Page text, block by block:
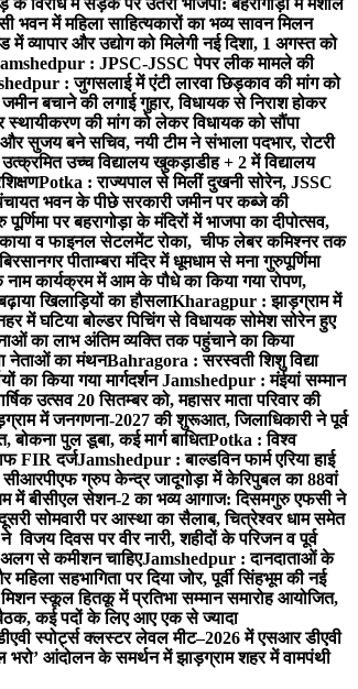
विरोध में सड़क पर उतरी भाजपा: बहरागोड़ा में मशाल
में महिला साहित्यकारों का भव्य सावन मिलन
व्यापार और उद्योग को मिलेगी नई दिशा, 1 अगस्त को
: JPSC-JSSC पेपर लीक मामले की
: जुगसलाई में एंटी लारवा छिड़काव की मांग को
बचाने की लगाई गुहार, विधायक से निराश होकर
की मांग को लेकर विधायक को सौंपा
सुजय बने सचिव, नयी टीम ने संभाला पदभार, रोटरी
उच्च विद्यालय खुकड़ाडीह + 2 में विद्यालय
Potka : राज्यपाल से मिलीं दुखनी सोरेन, JSSC
भवन के पीछे सरकारी जमीन पर कब्जे की
पर बहरागोड़ा के मंदिरों में भाजपा का दीपोत्सव,
व फाइनल सेटलमेंट रोका, चीफ लेबर कमिश्नर तक
पीताम्बरा मंदिर में धूमधाम से मना गुरुपूर्णिमा
कार्यक्रम में आम के पौधे का किया गया रोपण,
खिलाड़ियों का हौसलाKharagpur : झाड़ग्राम में
में घटिया बोल्डर पिचिंग से विधायक सोमेश सोरेन हुए
का लाभ अंतिम व्यक्ति तक पहुंचाने का किया
नेताओं का मंथनBahragora : सरस्वती शिशु विद्या
का किया गया मार्गदर्शनJamshedpur : मंईयां सम्मान
उत्सव 20 सितम्बर को, महासर माता परिवार की
में जनगणना-2027 की शुरूआत, जिलाधिकारी ने पूर्व
पुल डूबा, कई मार्ग बाधितPotka : विश्व
FIR दर्जJamshedpur : बाल्डविन फार्म एरिया हाई
ग्रुप केन्द्र जादूगोड़ा में केरिपुबल का 88वां
में बीसीएल सेशन-2 का भव्य आगाज: दिसमगुरु एफसी ने
सोमवारी पर आस्था का सैलाब, चित्रेश्वर धाम समेत
दिवस पर वीर नारी, शहीदों के परिजन व पूर्व
अलग से कमीशन चाहिएJamshedpur : दानदाताओं के
सहभागिता पर दिया जोर, पूर्वी सिंहभूम की नई
स्कूल हितकू में प्रतिभा सम्मान समारोह आयोजित,
कई पदों के लिए आए एक से ज्यादा
स्पोर्ट्स क्लस्टर लेवल मीट–2026 में एसआर डीएवी
भरो’ आंदोलन के समर्थन में झाड़ग्राम शहर में वामपंथी